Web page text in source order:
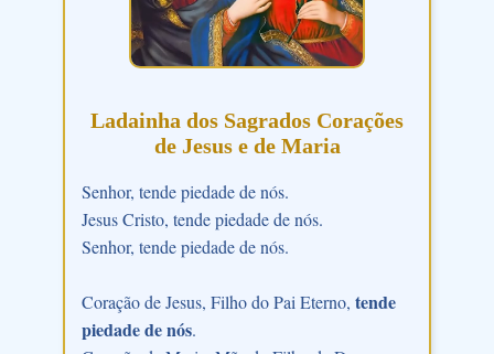
Ladainha dos Sagrados Corações
de Jesus e de Maria
Senhor, tende piedade de nós.
Jesus Cristo, tende piedade de nós.
Senhor, tende piedade de nós.
Coração de Jesus, Filho do Pai Eterno, tende
piedade de nós.